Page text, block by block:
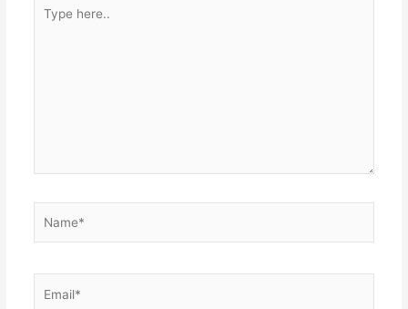
here..